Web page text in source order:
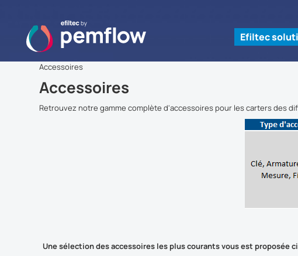
Efiltec
Accessoires
Accessoires
Retrouvez notre gamme complète d'accessoires pour les carters des
Une sélection des accessoires les plus courants vous est proposée